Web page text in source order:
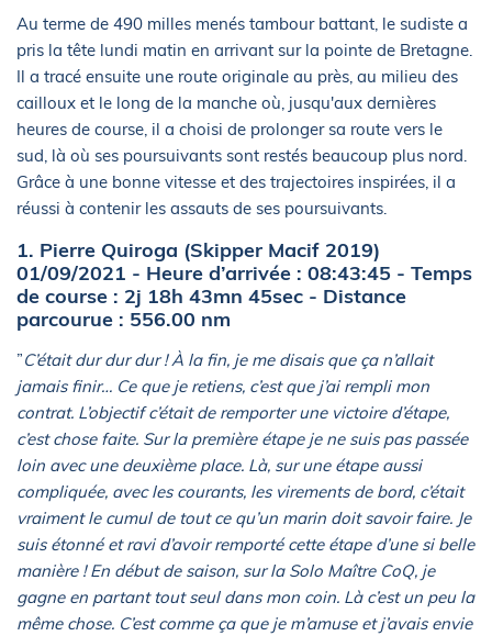
Au terme de 490 milles menés tambour battant, le sudiste a
pris la tête lundi matin en arrivant sur la pointe de Bretagne.
Il a tracé ensuite une route originale au près, au milieu des
cailloux et le long de la manche où, jusqu'aux dernières
heures de course, il a choisi de prolonger sa route vers le
sud, là où ses poursuivants sont restés beaucoup plus nord.
Grâce à une bonne vitesse et des trajectoires inspirées, il a
réussi à contenir les assauts de ses poursuivants.
1. Pierre Quiroga (Skipper Macif 2019)
01/09/2021 - Heure d’arrivée : 08:43:45 - Temps
de course : 2j 18h 43mn 45sec - Distance
parcourue : 556.00 nm
”C’était dur dur dur ! À la fin, je me disais que ça n’allait
jamais finir… Ce que je retiens, c’est que j’ai rempli mon
contrat. L’objectif c’était de remporter une victoire d’étape,
c’est chose faite. Sur la première étape je ne suis pas passée
loin avec une deuxième place. Là, sur une étape aussi
compliquée, avec les courants, les virements de bord, c’était
vraiment le cumul de tout ce qu’un marin doit savoir faire. Je
suis étonné et ravi d’avoir remporté cette étape d’une si belle
manière ! En début de saison, sur la Solo Maître CoQ, je
gagne en partant tout seul dans mon coin. Là c’est un peu la
même chose. C’est comme ça que je m’amuse et j’avais envie